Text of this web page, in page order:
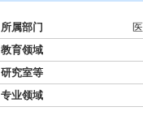
所属部门
教育领域
研究室等
专业领域